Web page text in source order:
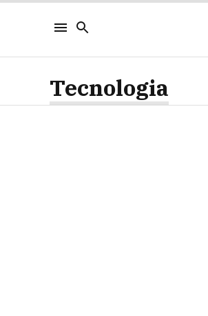
Tecnologia